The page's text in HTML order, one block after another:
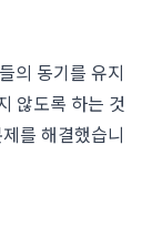
의 동기를 유지
않도록 하는 것
를 해결했습니